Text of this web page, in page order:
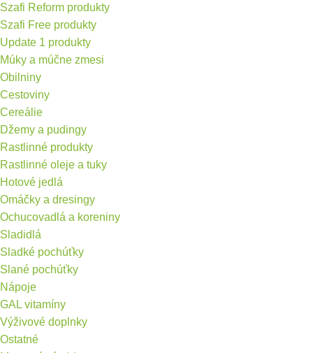
Szafi Reform produkty
Szafi Free produkty
Update 1 produkty
Múky a múčne zmesi
Obilniny
Cestoviny
Cereálie
Džemy a pudingy
Rastlinné produkty
Rastlinné oleje a tuky
Hotové jedlá
Omáčky a dresingy
Ochucovadlá a koreniny
Sladidlá
Sladké pochúťky
Slané pochúťky
Nápoje
GAL vitamíny
Výživové doplnky
Ostatné